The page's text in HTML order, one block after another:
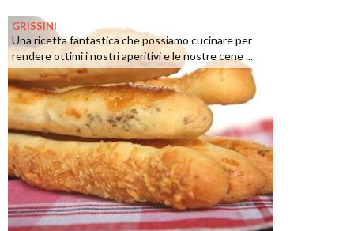
GRISSINI
Una ricetta fantastica che possiamo cucinare per
rendere ottimi i nostri aperitivi e le nostre cene ...